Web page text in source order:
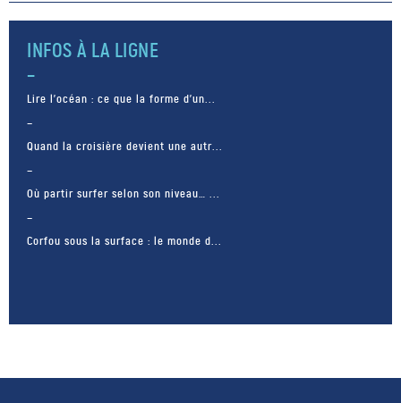
Valla, sur l’Alonissos. Bien […]
INFOS À LA LIGNE
Lire l’océan : ce que la forme d’un...
Quand la croisière devient une autr...
Où partir surfer selon son niveau… ...
Corfou sous la surface : le monde d...